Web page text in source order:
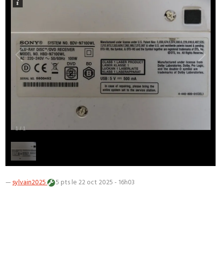
1 / 1
—sylvain2025 5 ptsle 22 oct 2025 - 16h03